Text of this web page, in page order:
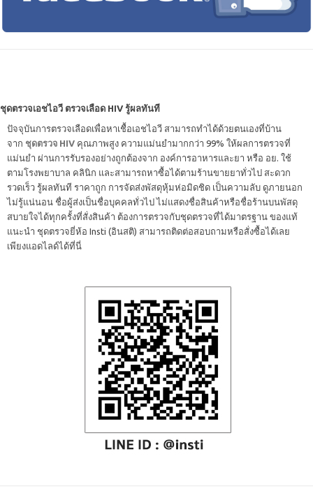
ชุดตรวจเอชไอวี ตรวจเลือด HIV รู้ผลทันที
ปัจจุบันการตรวจเลือดเพื่อหาเชื้อเอชไอวี สามารถทำได้ด้วยตนเองที่บ้าน
จาก ชุดตรวจ HIV คุณภาพสูง ความแม่นยำมากกว่า 99% ให้ผลการตรวจที่
แม่นยำ ผ่านการรับรองอย่างถูกต้องจาก องค์การอาหารและยา หรือ อย. ใช้
ตามโรงพยาบาล คลินิก และสามารถหาซื้อได้ตามร้านขายยาทั่วไป สะดวก
รวดเร็ว รู้ผลทันที ราคาถูก การจัดส่งพัสดุหุ้มห่อมิดชิด เป็นความลับ ดูภายนอก
ไม่รู้แน่นอน ชื่อผู้ส่งเป็นชื่อบุคคลทั่วไป ไม่แสดงชื่อสินค้าหรือชื่อร้านบนพัสดุ
สบายใจได้ทุกครั้งที่สั่งสินค้า ต้องการตรวจกับชุดตรวจที่ได้มาตรฐาน ของแท้
แนะนำ ชุดตรวจยี่ห้อ Insti (อินสติ) สามารถติดต่อสอบถามหรือสั่งซื้อได้เลย
เพียงแอดไลด์ได้ที่นี่